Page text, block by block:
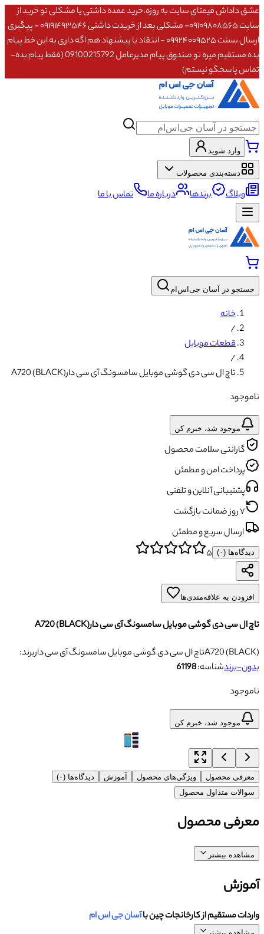
عشق داداش قیمتای سایت به روزه،خرید عمده داشتی یا مشکلی تو خرید از
سایت ۰۹۱۰۹۸۰۸۵۶۵- مشکلی بعد از خریدت داشتی ۰۹۱۹۱۴۹۳۵۴۶ - پیگیری
ارسال بستت ۰۹۹۲۴۰۰۹۵۲۵ - انتقاد یا پیشنهاد هم اگه داری به این خط پیام
بده مستقیم میره تو صندوق پیام مدیرعامل 09100215792 (فقط پیام بده-
تماس پاسخگو نیستم)
وارد شوید
دسته‌بندی محصولات
وبلاگ برندها درباره ما تماس با ما
جستجو در آسان جی‌اس‌ام
خانه
/
قطعات موبایل
/
تاچ ال سی دی گوشی موبایل سامسونگ آی سی دارA720 (BLACK)
ناموجود
موجود شد، خبرم کن
گارانتی سلامت محصول
پرداخت امن و مطمئن
پشتیبانی آنلاین و تلفنی
۷ روز ضمانت بازگشت
ارسال سریع و مطمئن
دیدگاه‌ها (۰) ۵
افزودن به علاقه‌مندی‌ها
تاچ ال سی دی گوشی موبایل سامسونگ آی سی دارA720 (BLACK)
تاچ ال سی دی گوشی موبایل سامسونگ آی سی دارA720 (BLACK)
برند:
بدون-برندشناسه:61198
ناموجود
موجود شد، خبرم کن
معرفی محصول ویژگی‌های محصول آموزش
دیدگاه‌ها (۰)
سوالات متداول محصول
معرفی محصول
مشاهده بیشتر
آموزش
واردات مستقیم از کارخانجات چین باآسان جی اس ام